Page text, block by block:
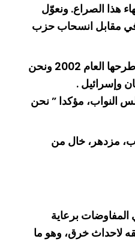
هذا الصراع. ونعوّل
في مقابل انسحاب حزب
وأوضح انه في الوقت الحالي العمل هو على اتفاق عدم اعتداء او اتفاق امني او غيره، “اما في ما خص اتفاق السلام فنحن جزء من المبادرة العربية التي تم طرحها العام 2002 ونحن
وإسرائيل .
الحكومة ومجلس النواب، مؤكدا ” نحن
مزدهر، خال من
برعاية
لاحداث خرق، وهو ما